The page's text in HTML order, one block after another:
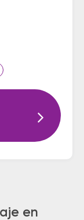
en